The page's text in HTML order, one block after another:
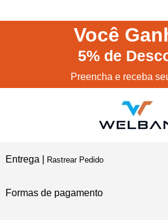
Você
5% de
Preencha e receba
Entrega | Rastrear Pedido
Formas de pagamento